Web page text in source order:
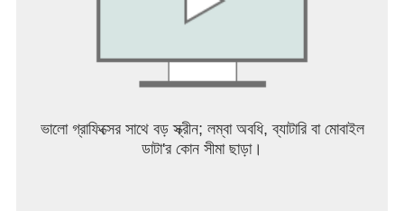
https://www.youtube.com/c/brawlhalla
Need support? Have some feedback for us?
Contact us here: https://support.ubi.com
ভালো গ্রাফিক্সের সাথে বড় স্ক্রীন; লম্বা অবধি, ব্যাটারি বা মোবাইল
ডাটা'র কোন সীমা ছাড়া।